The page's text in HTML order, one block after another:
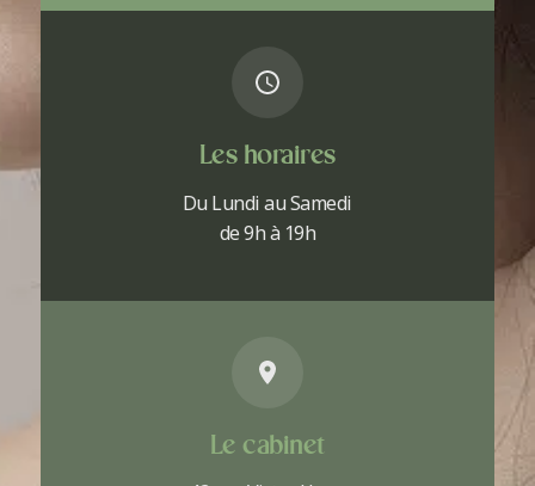
Les horaires
Du Lundi au Samedi
de 9h à 19h
Le cabinet